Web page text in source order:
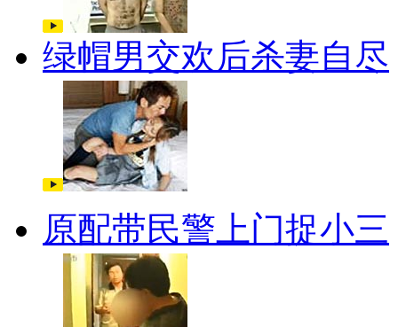
绿帽男交欢后杀妻自尽
原配带民警上门捉小三